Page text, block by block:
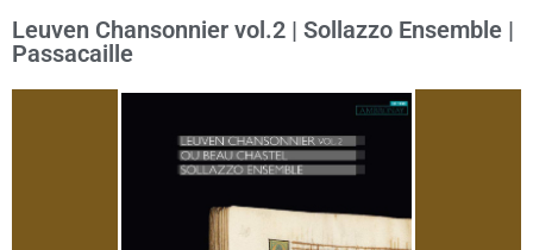
Leuven Chansonnier vol.2 | Sollazzo Ensemble |
Passacaille